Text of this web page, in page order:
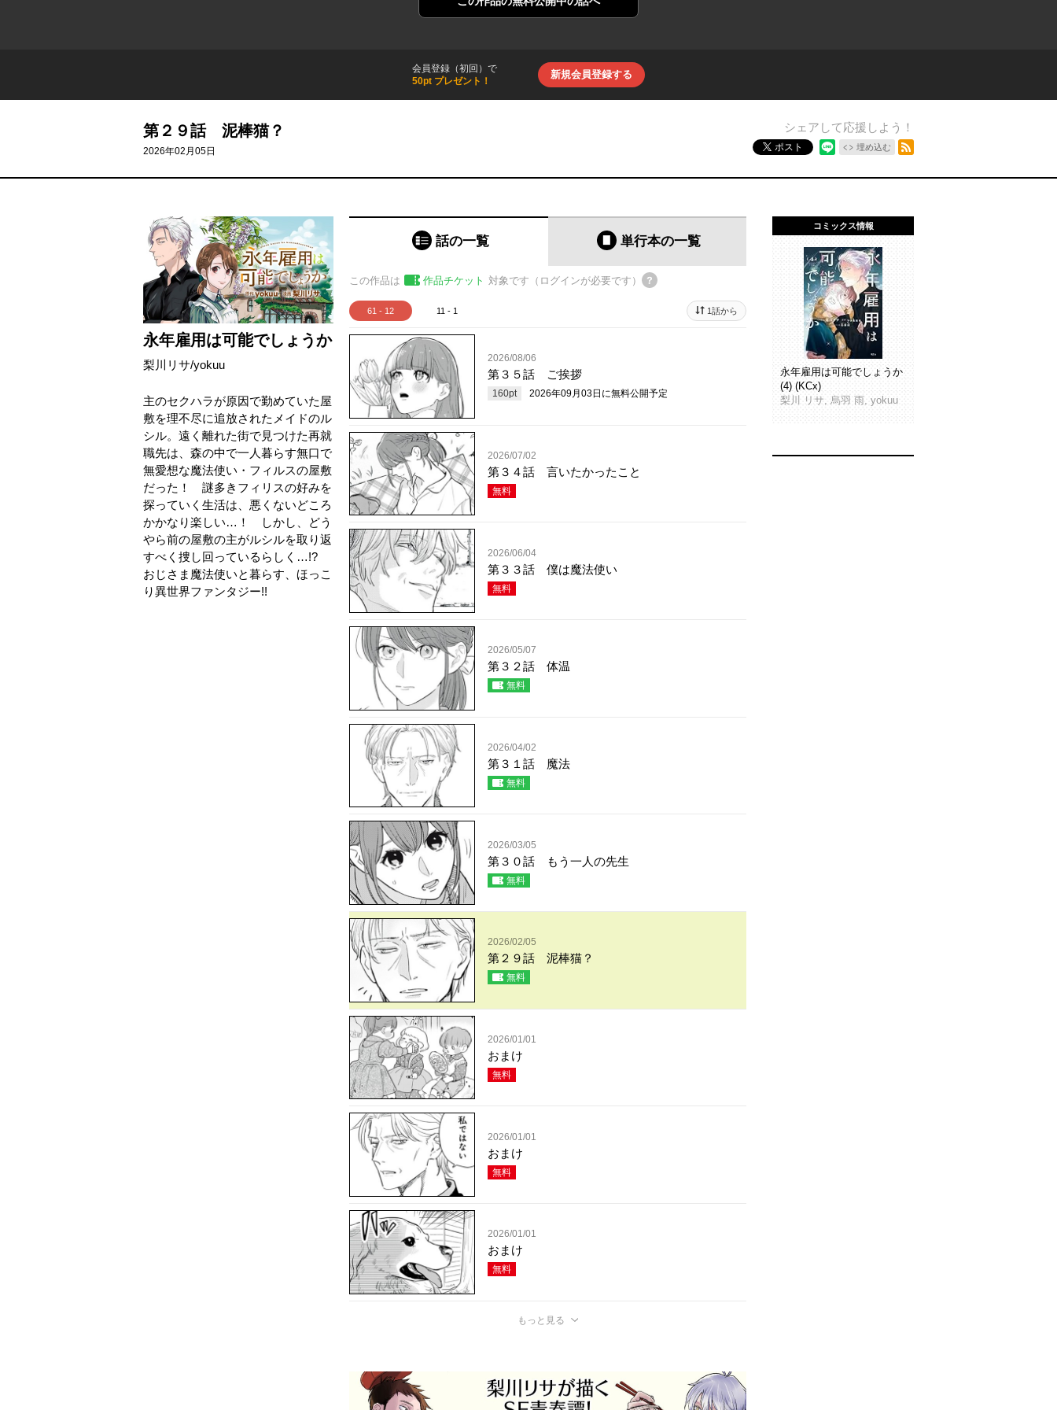
会員登録（初回）で
50pt プレゼント！
新規会員登録する
第２９話 泥棒猫？
2026年02月05日
シェアして応援しよう！
ポスト 埋め込む
永年雇用は可能でしょうか
梨川リサ/yokuu
主のセクハラが原因で勤めていた屋
敷を理不尽に追放されたメイドのル
シル。遠く離れた街で見つけた再就
職先は、森の中で一人暮らす無口で
無愛想な魔法使い・フィルスの屋敷
だった！ 謎多きフィリスの好みを
探っていく生活は、悪くないどころ
かかなり楽しい…！ しかし、どう
やら前の屋敷の主がルシルを取り返
すべく捜し回っているらしく…!?
おじさま魔法使いと暮らす、ほっこ
り異世界ファンタジー!!
話の一覧 単行本の一覧
この作品は 作品チケット 対象です（ログインが必要です）
61 - 12 11 - 1 1話から
2026/08/06
第３５話 ご挨拶
160pt 2026年09月03日 に無料公開予定
2026/07/02
第３４話 言いたかったこと
無料
2026/06/04
第３３話 僕は魔法使い
無料
2026/05/07
第３２話 体温
無料
2026/04/02
第３１話 魔法
無料
2026/03/05
第３０話 もう一人の先生
無料
2026/02/05
第２９話 泥棒猫？
無料
2026/01/01
おまけ
無料
2026/01/01
おまけ
無料
2026/01/01
おまけ
無料
もっと見る
コミックス情報
永年雇用は可能でしょうか
(4) (KCx)
梨川 リサ, 烏羽 雨, yokuu